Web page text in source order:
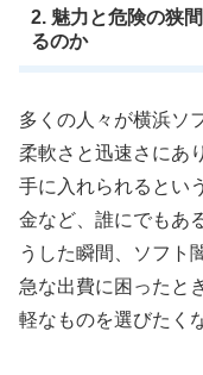
2. 魅力と危険の狭
るのか
多くの人々が横浜ソ
柔軟さと迅速さにあ
手に入れられるとい
金など、誰にでもあ
うした瞬間、ソフト
急な出費に困ったと
軽なものを選びたく